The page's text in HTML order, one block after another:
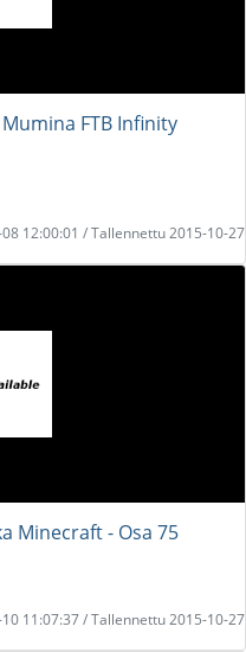
FTB Infinity
12:00:01 / Tallennettu 2015-10-27
Minecraft - Osa 75
11:07:37 / Tallennettu 2015-10-27